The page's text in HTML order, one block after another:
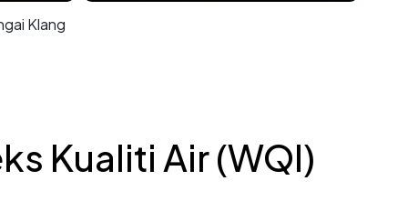
Klang
Kualiti Air (WQI)